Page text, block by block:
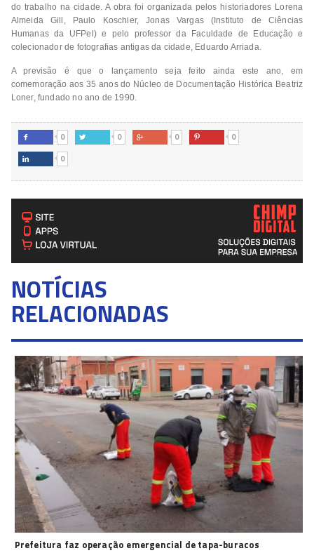
do trabalho na cidade. A obra foi organizada pelos historiadores Lorena
Almeida Gill, Paulo Koschier, Jonas Vargas (Instituto de Ciências
Humanas da UFPel) e pelo professor da Faculdade de Educação e
colecionador de fotografias antigas da cidade, Eduardo Arriada.
A previsão é que o lançamento seja feito ainda este ano, em
comemoração aos 35 anos do Núcleo de Documentação Histórica Beatriz
Loner, fundado no ano de 1990.
 0  0  0  0
 0
NOTÍCIAS
RELACIONADAS
Prefeitura faz operação emergencial de tapa-buracos